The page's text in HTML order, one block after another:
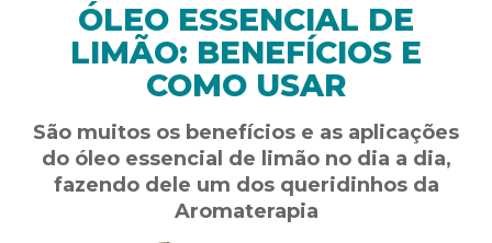
ÓLEO ESSENCIAL DE
LIMÃO: BENEFÍCIOS E
COMO USAR
São muitos os benefícios e as aplicações
do óleo essencial de limão no dia a dia,
fazendo dele um dos queridinhos da
Aromaterapia